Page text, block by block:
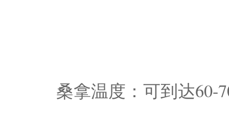
桑拿温度：可到达60-